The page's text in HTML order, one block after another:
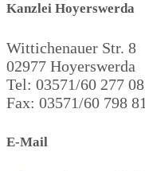
Kanzlei Hoyerswerda
Wittichenauer Str. 8
02977 Hoyerswerda
Tel: 03571/60 277 08
Fax: 03571/60 798 81
E-Mail